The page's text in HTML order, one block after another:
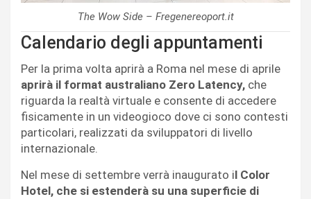
The Wow Side – Fregenereoport.it
Calendario degli appuntamenti
Per la prima volta aprirà a Roma nel mese di aprile
aprirà il format australiano Zero Latency, che
riguarda la realtà virtuale e consente di accedere
fisicamente in un videogioco dove ci sono contesti
particolari, realizzati da sviluppatori di livello
internazionale.
Nel mese di settembre verrà inaugurato il Color
Hotel, che si estenderà su una superficie di